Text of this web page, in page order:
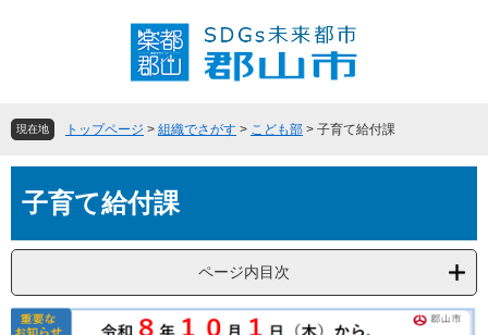
頭
す
飛
し
文
現在地 トップページ > 組織でさがす > こども部 > 子育て給付課
文子育て給付課
ページ内目次